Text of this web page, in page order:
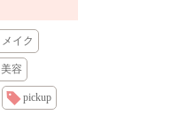
メイク
美容
pickup